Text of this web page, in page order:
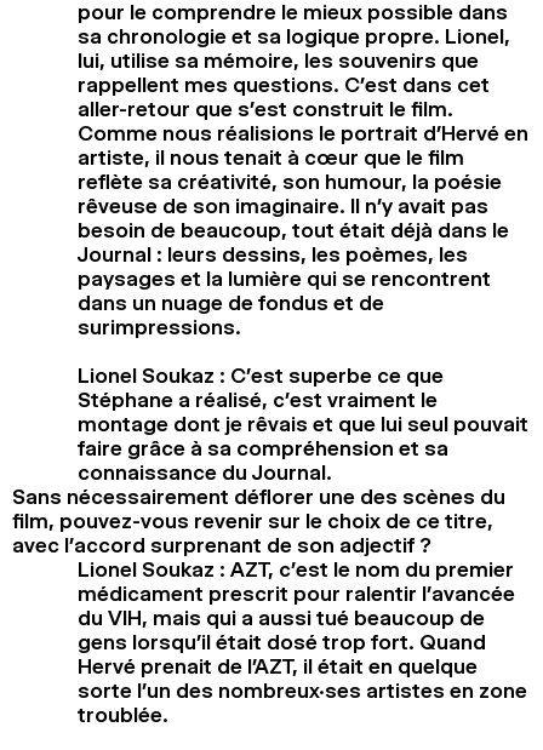
pour le comprendre le mieux possible dans
sa chronologie et sa logique propre. Lionel,
lui, utilise sa mémoire, les souvenirs que
rappellent mes questions. C’est dans cet
aller-retour que s’est construit le film.
Comme nous réalisions le portrait d’Hervé en
artiste, il nous tenait à cœur que le film
reflète sa créativité, son humour, la poésie
rêveuse de son imaginaire. Il n’y avait pas
besoin de beaucoup, tout était déjà dans le
Journal : leurs dessins, les poèmes, les
paysages et la lumière qui se rencontrent
dans un nuage de fondus et de
surimpressions.
Lionel Soukaz : C’est superbe ce que
Stéphane a réalisé, c’est vraiment le
montage dont je rêvais et que lui seul pouvait
faire grâce à sa compréhension et sa
connaissance du Journal.
Sans nécessairement déflorer une des scènes du
film, pouvez-vous revenir sur le choix de ce titre,
avec l’accord surprenant de son adjectif ?
Lionel Soukaz : AZT, c’est le nom du premier
médicament prescrit pour ralentir l’avancée
du VIH, mais qui a aussi tué beaucoup de
gens lorsqu’il était dosé trop fort. Quand
Hervé prenait de l’AZT, il était en quelque
sorte l’un des nombreux·ses artistes en zone
troublée.